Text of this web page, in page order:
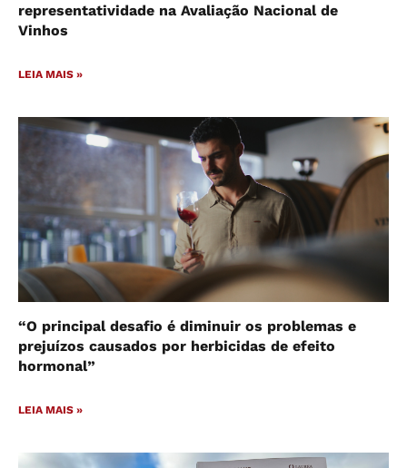
representatividade na Avaliação Nacional de
Vinhos
LEIA MAIS »
“O principal desafio é diminuir os problemas e
prejuízos causados por herbicidas de efeito
hormonal”
LEIA MAIS »